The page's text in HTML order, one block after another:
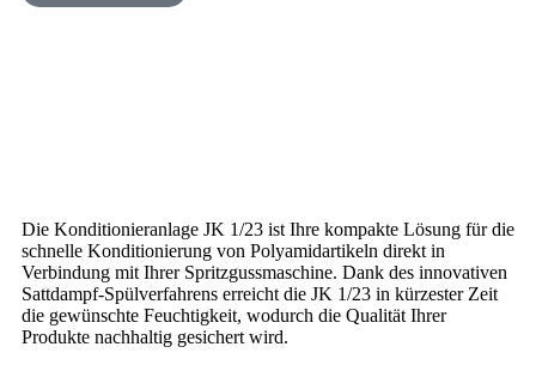
Die Konditionieranlage JK 1/23 ist Ihre kompakte Lösung für die
schnelle Konditionierung von Polyamidartikeln direkt in
Verbindung mit Ihrer Spritzgussmaschine. Dank des innovativen
Sattdampf-Spülverfahrens erreicht die JK 1/23 in kürzester Zeit
die gewünschte Feuchtigkeit, wodurch die Qualität Ihrer
Produkte nachhaltig gesichert wird.